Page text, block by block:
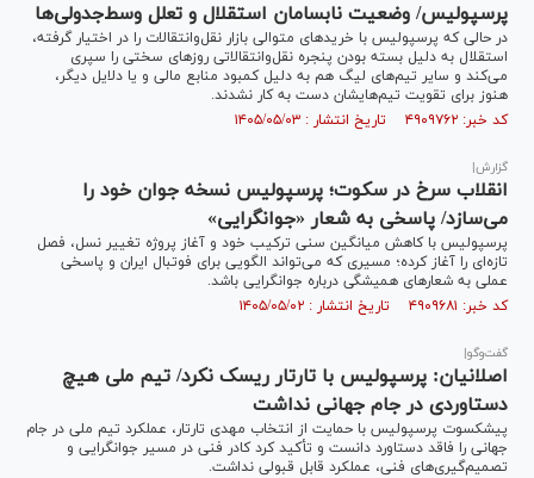
پرسپولیس/ وضعیت نابسامان استقلال و تعلل وسط‌جدولی‌ها
در حالی که پرسپولیس با خرید‌های متوالی بازار نقل‌وانتقالات را در اختیار گرفته،
استقلال به دلیل بسته بودن پنجره نقل‌وانتقالاتی روز‌های سختی را سپری
می‌کند و سایر تیم‌های لیگ هم به دلیل کمبود منابع مالی و یا دلایل دیگر،
هنوز برای تقویت تیم‌هایشان دست به کار نشدند.
کد خبر: ۴۹۰۹۷۶۲ تاریخ انتشار : ۱۴۰۵/۰۵/۰۳
گزارش|
انقلاب سرخ در سکوت؛ پرسپولیس نسخه جوان خود را
می‌سازد/ پاسخی به شعار «جوانگرایی»
پرسپولیس با کاهش میانگین سنی ترکیب خود و آغاز پروژه تغییر نسل، فصل
تازه‌ای را آغاز کرده؛ مسیری که می‌تواند الگویی برای فوتبال ایران و پاسخی
عملی به شعار‌های همیشگی درباره جوانگرایی باشد.
کد خبر: ۴۹۰۹۶۸۱ تاریخ انتشار : ۱۴۰۵/۰۵/۰۲
گفت‌و‌گو|
اصلانیان: پرسپولیس با تارتار ریسک نکرد/ تیم ملی هیچ
دستاوردی در جام جهانی نداشت
پیشکسوت پرسپولیس با حمایت از انتخاب مهدی تارتار، عملکرد تیم ملی در جام
جهانی را فاقد دستاورد دانست و تأکید کرد کادر فنی در مسیر جوانگرایی و
تصمیم‌گیری‌های فنی، عملکرد قابل قبولی نداشت.